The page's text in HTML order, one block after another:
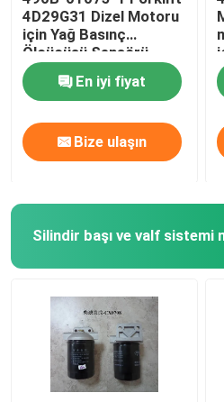
Yağ besleme sistemi
Soğutma Sistemi
Marş Grubu
Fren pabuçları
4D29G31 Dizel Motoru
için Yağ Basınç
Ölçücüsü Sensörü
Değiştirici
En iyi fiyat
Bize ulaşın
Silindir başı ve valf sistemi